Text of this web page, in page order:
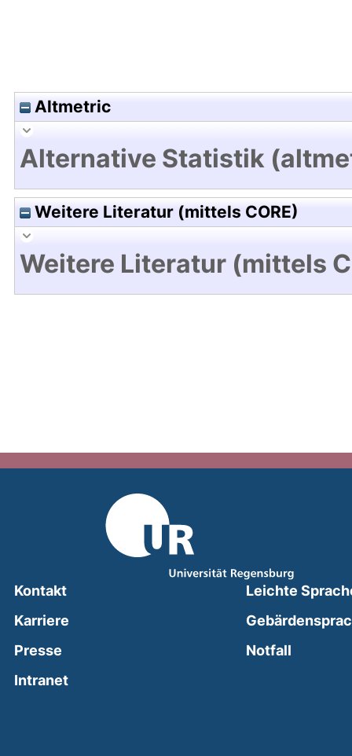
Altmetric
Alternative Statistik
Weitere Literatur (mittels CORE)
Weitere Literatur (mittels
Kontakt
Karriere
Presse
Intranet(external link, opens in a new window)
Leichte
Notfall